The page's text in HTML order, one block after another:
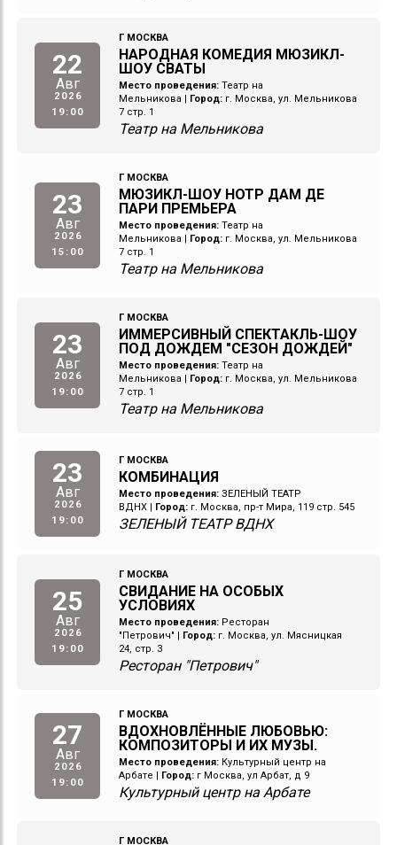
22
Авг
2026
19:00
Г МОСКВА
НАРОДНАЯ КОМЕДИЯ МЮЗИКЛ-
ШОУ СВАТЫ
Место проведения: Театр на
Мельникова
Город: г. Москва, ул. Мельникова
7 стр. 1
Театр на Мельникова
23
Авг
2026
15:00
Г МОСКВА
МЮЗИКЛ-ШОУ НОТР ДАМ ДЕ
ПАРИ ПРЕМЬЕРА
Место проведения: Театр на
Мельникова
Город: г. Москва, ул. Мельникова
7 стр. 1
Театр на Мельникова
23
Авг
2026
19:00
Г МОСКВА
ИММЕРСИВНЫЙ СПЕКТАКЛЬ-ШОУ
ПОД ДОЖДЕМ "СЕЗОН ДОЖДЕЙ"
Место проведения: Театр на
Мельникова
Город: г. Москва, ул. Мельникова
7 стр. 1
Театр на Мельникова
23
Авг
2026
19:00
Г МОСКВА
КОМБИНАЦИЯ
Место проведения: ЗЕЛЕНЫЙ ТЕАТР
ВДНХ | Город: г. Москва, пр-т Мира, 119 стр. 545
ЗЕЛЕНЫЙ ТЕАТР ВДНХ
25
Авг
2026
19:00
Г МОСКВА
СВИДАНИЕ НА ОСОБЫХ
УСЛОВИЯХ
Место проведения: Ресторан
"Петрович"
Город: г. Москва, ул. Мясницкая
24, стр. 3
Ресторан "Петрович"
27
Авг
2026
19:00
Г МОСКВА
ВДОХНОВЛЁННЫЕ ЛЮБОВЬЮ:
КОМПОЗИТОРЫ И ИХ МУЗЫ.
Место проведения: Культурный центр на
Арбате
Город: г Москва, ул Арбат, д 9
Культурный центр на Арбате
Г МОСКВА